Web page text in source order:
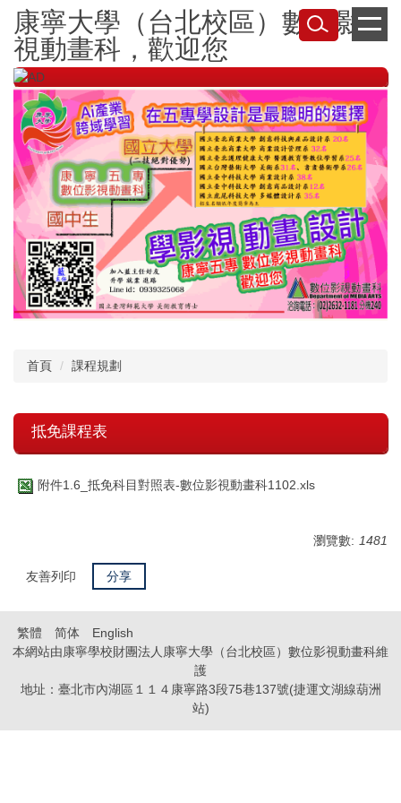
跳
到
主
要
內
容
康寧大學（台北校區）數位影
視動畫科，歡迎您
首頁 課程規劃
抵免課程表
附件1.6_抵免科目對照表-數位影視動畫科1102.xls
瀏覽數: 1481
友善列印 分享
繁體 简体
English
本網站由康寧學校財團法人康寧大學（台北校區）數位影視動畫科維
護
地址：臺北市內湖區１１４康寧路3段75巷137號(捷運文湖線葫洲
站)